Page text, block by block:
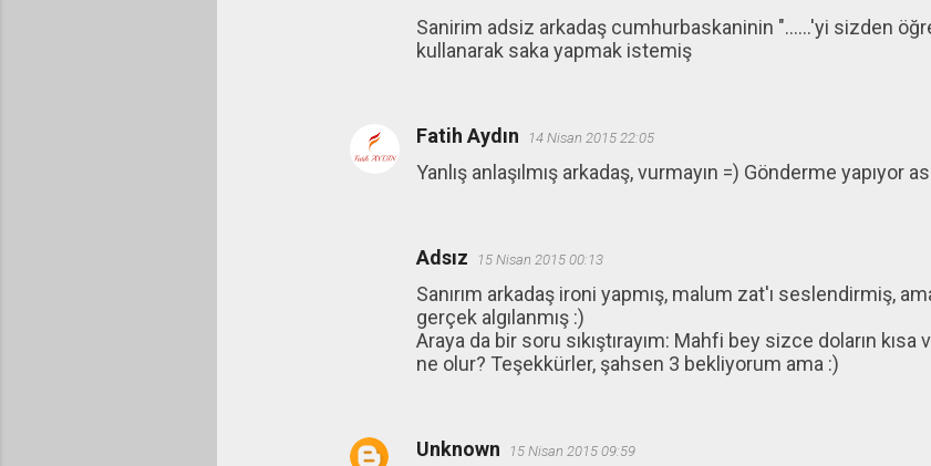
Sanirim adsiz arkadaş cumhurbaskaninin "......'yi sizden
kullanarak saka yapmak istemiş
Fatih Aydın 14 Nisan 2015 22:05
Yanlış anlaşılmış arkadaş, vurmayın =) Gönderme yapıyor
Adsız 15 Nisan 2015 00:13
Sanırım arkadaş ironi yapmış, malum zat'ı seslendirmiş,
gerçek algılanmış :)
Araya da bir soru sıkıştırayım: Mahfi bey sizce doların
ne olur? Teşekkürler, şahsen 3 bekliyorum ama :)
Unknown 15 Nisan 2015 09:59